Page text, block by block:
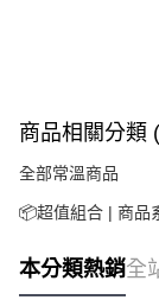
商品相關分類
全部常溫商品
📦超值組合 | 商品
本分類熱銷全